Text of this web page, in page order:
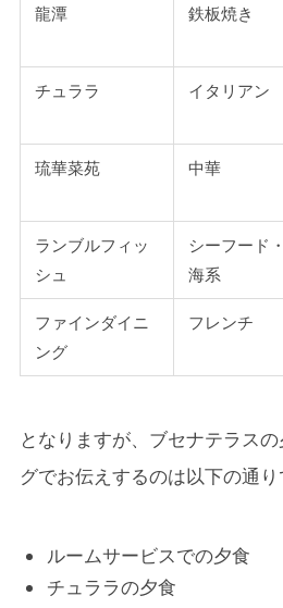
龍潭 鉄板焼き
チュララ イタリアン
琉華菜苑 中華
ランブルフィッ
シュ
シーフード
海系
ファインダイニ
ング
フレンチ
となりますが、ブセナテラス
グでお伝えするのは以下の通
ルームサービスでの夕食
チュララの夕食